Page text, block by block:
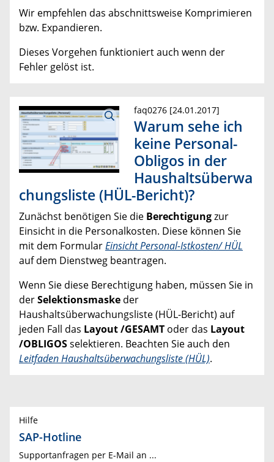
Wir empfehlen das abschnittsweise Komprimieren
bzw. Expandieren.
Dieses Vorgehen funktioniert auch wenn der
Fehler gelöst ist.
faq0276 [24.01.2017]
Warum sehe ich
keine Personal-
Obligos in der
Haushaltsüberwa
chungsliste (HÜL-Bericht)?
Zunächst benötigen Sie die Berechtigungzur
Einsicht in die Personalkosten. Diese können Sie
mit dem FormularEinsicht Personal-Istkosten/ HÜL
auf dem Dienstweg beantragen.
Wenn Sie diese Berechtigung haben, müssen Sie in
derSelektionsmaske der
Haushaltsüberwachungsliste (HÜL-Bericht) auf
jeden Fall das Layout /GESAMT oder das Layout
/OBLIGOSselektieren. Beachten Sie auch den
Leitfaden Haushaltsüberwachungsliste (HÜL).
Hilfe
SAP-Hotline
Supportanfragen per E-Mail an ...